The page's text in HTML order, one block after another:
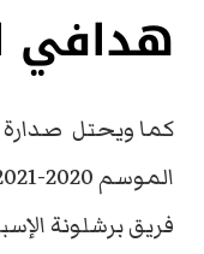
هدافي
كما ويحتل صدارة